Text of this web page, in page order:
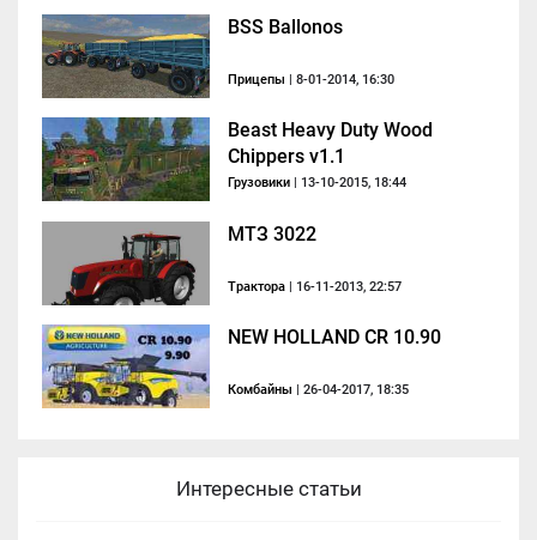
BSS Ballonos
Прицепы | 8-01-2014, 16:30
Beast Heavy Duty Wood
Chippers v1.1
Грузовики | 13-10-2015, 18:44
МТЗ 3022
Трактора | 16-11-2013, 22:57
NEW HOLLAND CR 10.90
Комбайны | 26-04-2017, 18:35
Интересные статьи